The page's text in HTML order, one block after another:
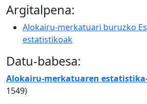
Argitalpena:
Alokairu-merkatuari buruzko
estatistikoak
Datu-babesa:
Alokairu-merkatuaren
1549)